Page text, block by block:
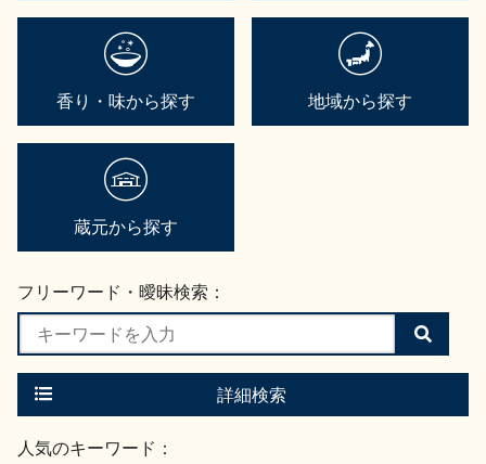
香り・味から探す 地域から探す
蔵元から探す
フリーワード・曖昧検索：
検
索
す
詳細検索
人気のキーワード：